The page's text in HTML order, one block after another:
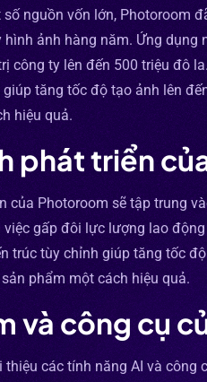
nguồn vốn lớn, Photoroom
hình ảnh hàng năm. Ứng
công ty lên đến 500 triệu đô
tăng tốc độ tạo ảnh lên
hiệu quả.
phát triển
của Photoroom sẽ tập trung
việc gấp đôi lực lượng lao
trúc tùy chỉnh giúp tăng tốc
phẩm một cách hiệu quả.
và công cụ
thiệu các tính năng AI và